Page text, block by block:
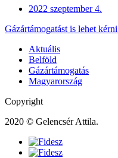
2022 szeptember 4.
Gázártámogatást is lehet
Aktuális
Belföld
Gázártámogatás
Magyarország
Copyright
2020 © Gelencsér Attila.